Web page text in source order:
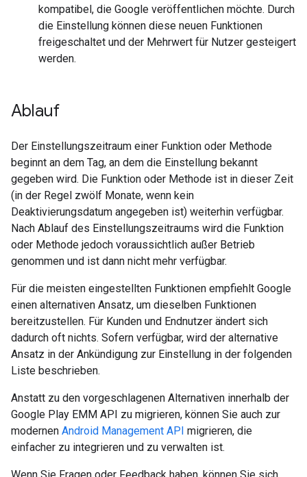
kompatibel, die Google veröffentlichen möchte. Durch
die Einstellung können diese neuen Funktionen
freigeschaltet und der Mehrwert für Nutzer gesteigert
werden.
Ablauf
Der Einstellungszeitraum einer Funktion oder Methode
beginnt an dem Tag, an dem die Einstellung bekannt
gegeben wird. Die Funktion oder Methode ist in dieser Zeit
(in der Regel zwölf Monate, wenn kein
Deaktivierungsdatum angegeben ist) weiterhin verfügbar.
Nach Ablauf des Einstellungszeitraums wird die Funktion
oder Methode jedoch voraussichtlich außer Betrieb
genommen und ist dann nicht mehr verfügbar.
Für die meisten eingestellten Funktionen empfiehlt Google
einen alternativen Ansatz, um dieselben Funktionen
bereitzustellen. Für Kunden und Endnutzer ändert sich
dadurch oft nichts. Sofern verfügbar, wird der alternative
Ansatz in der Ankündigung zur Einstellung in der folgenden
Liste beschrieben.
Anstatt zu den vorgeschlagenen Alternativen innerhalb der
Google Play EMM API zu migrieren, können Sie auch zur
modernen Android Management API migrieren, die
einfacher zu integrieren und zu verwalten ist.